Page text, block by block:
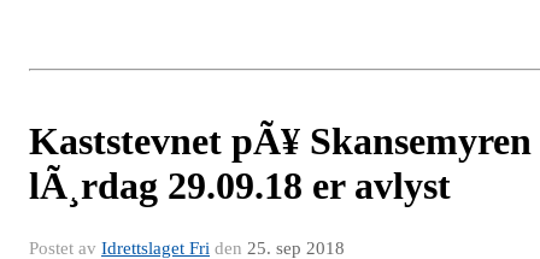
Kaststevnet pÃ¥ Skansemyren
lÃ¸rdag 29.09.18 er avlyst
Postet av Idrettslaget Fri den 25. sep 2018